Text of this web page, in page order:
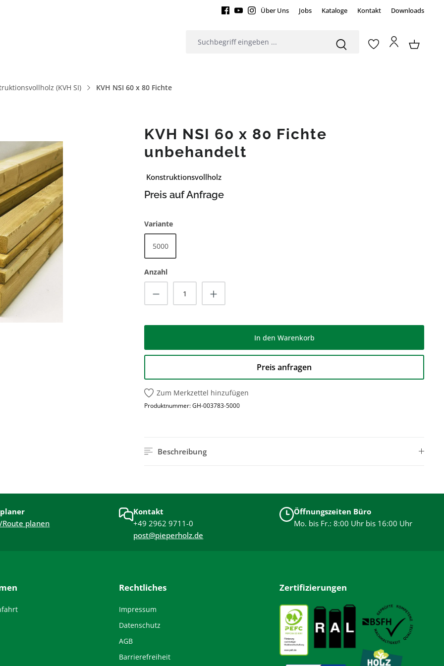
Über Uns Jobs Kataloge Kontakt Downloads
(KVH SI) KVH NSI 60 x 80 Fichte
KVH NSI 60 x 80 Fichte
unbehandelt
Konstruktionsvollholz
Preis auf Anfrage
Varianteauswählen
5000
Anzahl
Produkt Anzahl: Gib den gewünschten Wert ein
In den Warenkorb
Preis anfragen
Zum Merkzettel hinzufügen
Produktnummer:GH-003783-5000
Beschreibung
planen
Kontakt
+49 2962 9711-0
post@pieperholz.de
Öffnungszeiten Büro
Mo. bis Fr.: 8:00 Uhr bis 16:00 Uhr
Rechtliches
Impressum
Datenschutz
AGB
Barrierefreiheit
Zertifizierungen